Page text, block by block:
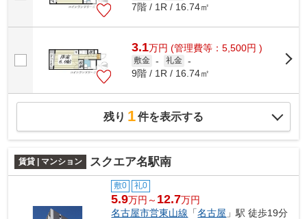
7階 / 1R / 16.74㎡
3.1万円 (管理費等：5,500円 )
敷金 - 礼金 -
9階 / 1R / 16.74㎡
残り 1件を表示する
賃貸 | マンション スクエア名駅南
敷0 礼0
5.9万円～ 12.7万円
名古屋市営東山線 「名古屋 」駅 徒歩19分